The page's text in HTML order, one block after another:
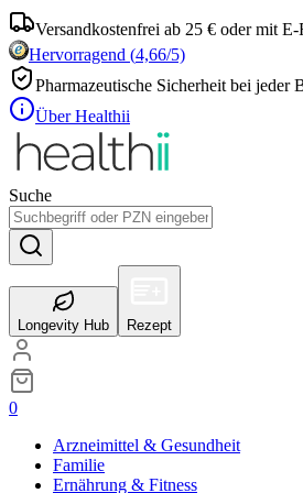
Versandkostenfrei ab 25 € oder mit E-
Hervorragend (4,66/5)
Pharmazeutische Sicherheit bei jeder
Über Healthii
Suche
Longevity Hub Rezept
0
Arzneimittel & Gesundheit
Familie
Ernährung & Fitness